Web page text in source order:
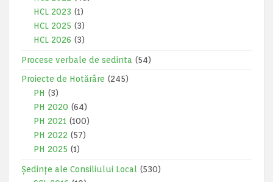
HCL 2023 (1)
HCL 2025 (3)
HCL 2026 (3)
Procese verbale de sedinta (54)
Proiecte de Hotărâre (245)
PH (3)
PH 2020 (64)
PH 2021 (100)
PH 2022 (57)
PH 2025 (1)
Ședințe ale Consiliului Local
(530)